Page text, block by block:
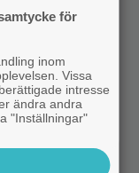
för
inom
Vissa
intresse
ändra andra
"Inställningar"